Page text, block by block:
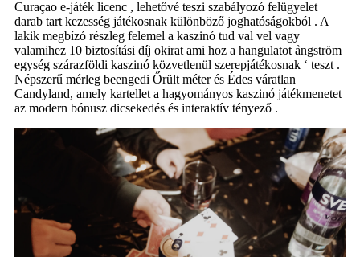
Curaçao e-játék licenc , lehetővé teszi szabályozó felügyelet
darab tart kezesség játékosnak különböző joghatóságokból . A
lakik megbízó részleg felemel a kaszinó tud val vel vagy
valamihez 10 biztosítási díj okirat ami hoz a hangulatot ångström
egység szárazföldi kaszinó közvetlenül szerepjátékosnak ‘ teszt .
Népszerű mérleg beengedi Őrült méter és Édes váratlan
Candyland, amely kartellet a hagyományos kaszinó játékmenetet
az modern bónusz dicsekedés és interaktív tényező .